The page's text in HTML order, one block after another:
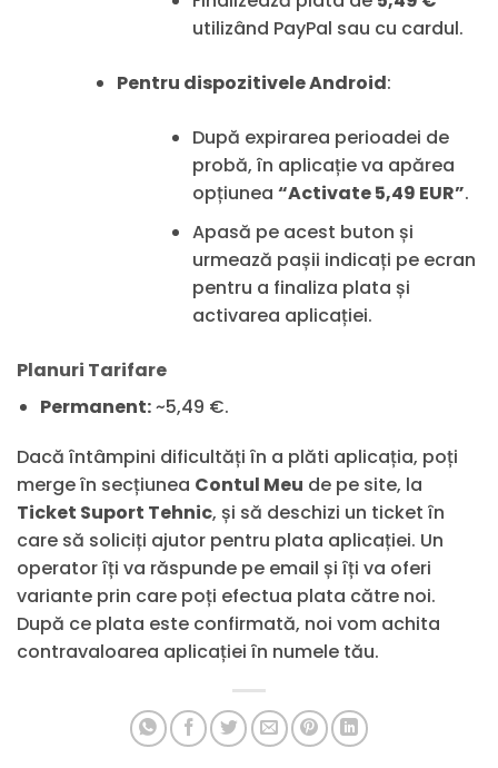
utilizând PayPal sau cu cardul.
Pentru dispozitivele Android:
După expirarea perioadei de
probă, în aplicație va apărea
opțiunea“Activate 5,49 EUR”.
Apasă pe acest buton și
urmează pașii indicați pe ecran
pentru a finaliza plata și
activarea aplicației.
Planuri Tarifare
Permanent:~5,49 €.
Dacă întâmpini dificultăți în a plăti aplicația, poți
merge în secțiunea Contul Meu de pe site, la
Ticket Suport Tehnic, și să deschizi un ticket în
care să soliciți ajutor pentru plata aplicației. Un
operator îți va răspunde pe email și îți va oferi
variante prin care poți efectua plata către noi.
După ce plata este confirmată, noi vom achita
contravaloarea aplicației în numele tău.